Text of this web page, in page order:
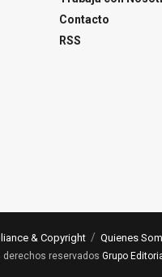
Contacto
RSS
& Copyright Quienes
derechos reservados Grupo